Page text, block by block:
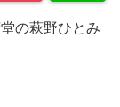
の萩野ひとみ